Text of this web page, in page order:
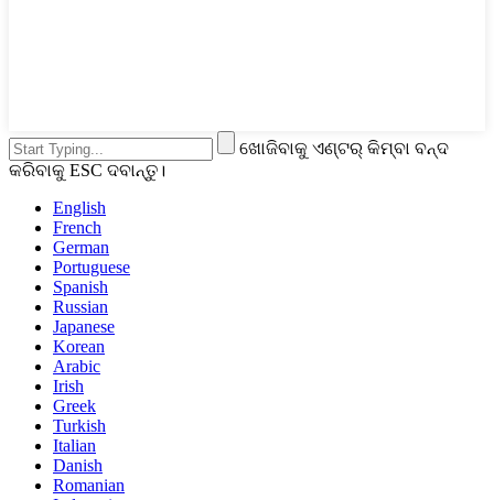
ଖୋଜିବାକୁ ଏଣ୍ଟର୍ କିମ୍ବା ବନ୍ଦ
କରିବାକୁ ESC ଦବାନ୍ତୁ।
English
French
German
Portuguese
Spanish
Russian
Japanese
Korean
Arabic
Irish
Greek
Turkish
Italian
Danish
Romanian